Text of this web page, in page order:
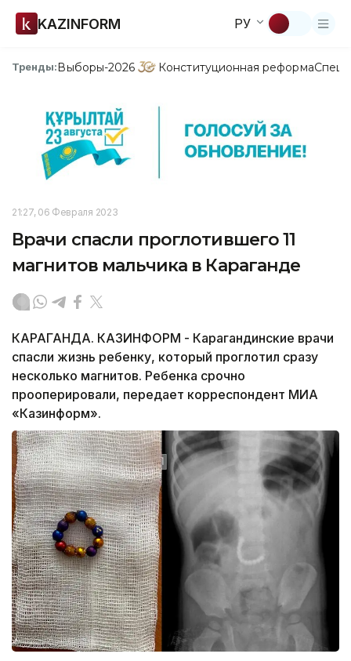
KAZINFORM РУ
Тренды:Выборы-2026 Конституционная реформа
21:27, 06 Февраля 2023
Врачи спасли проглотившего 11
магнитов мальчика в Караганде
КАРАГАНДА. КАЗИНФОРМ - Карагандинские врачи
спасли жизнь ребенку, который проглотил сразу
несколько магнитов. Ребенка срочно
прооперировали, передает корреспондент МИА
«Казинформ».